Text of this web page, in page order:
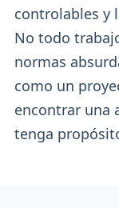
controlables y
No todo
normas
como un
encontrar una
tenga